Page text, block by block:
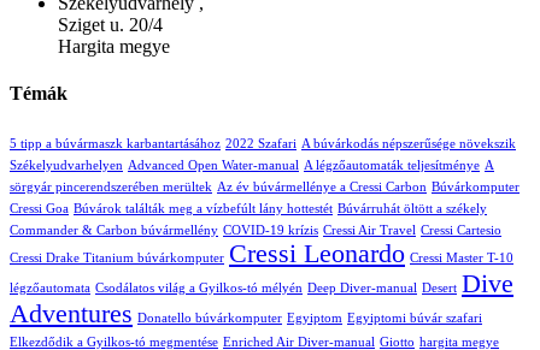
Sziget u. 20/4
Hargita megye
Témák
5 tipp a búvármaszk karbantartásához 2022 Szafari A búvárkodás népszerűsége növekszik
Székelyudvarhelyen Advanced Open Water-manual A légzőautomaták teljesítménye A
sörgyár pincerendszerében merültek Az év búvármellénye a Cressi Carbon Búvárkomputer
Cressi Goa Búvárok találták meg a vízbefúlt lány hottestét Búvárruhát öltött a székely
Commander & Carbon búvármellény COVID-19 krízis Cressi Air Travel Cressi Cartesio
Cressi Drake Titanium búvárkomputer Cressi Leonardo Cressi Master T-10
légzőautomata Csodálatos világ a Gyilkos-tó mélyén Deep Diver-manual Desert Dive
Adventures Donatello búvárkomputer Egyiptom Egyiptomi búvár szafari
Elkezdődik a Gyilkos-tó megmentése Enriched Air Diver-manual Giotto hargita megye